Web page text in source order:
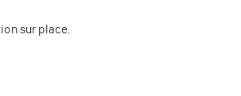
sur place.